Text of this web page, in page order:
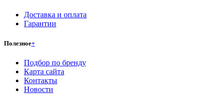
Доставка и оплата
Гарантии
Полезное+
Подбор по бренду
Карта сайта
Контакты
Новости